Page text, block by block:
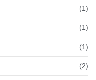
(1)
(1)
(1)
(2)